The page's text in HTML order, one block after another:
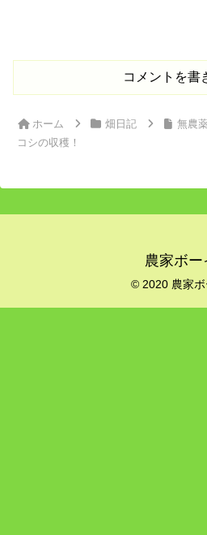
コメントを書
ホーム 畑日記
無農
コシの収穫！
農家ボー
© 2020 農家ボ